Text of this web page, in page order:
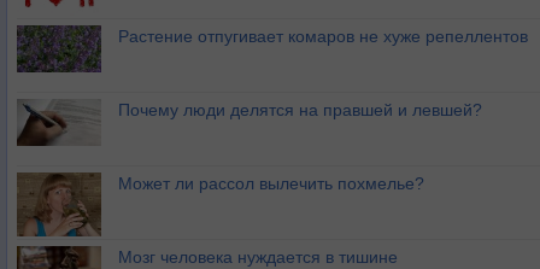
Растение отпугивает комаров не хуже репеллентов
Почему люди делятся на правшей и левшей?
Может ли рассол вылечить похмелье?
Мозг человека нуждается в тишине